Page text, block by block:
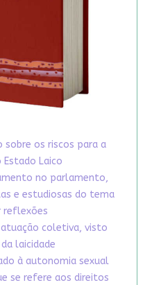
os riscos para a
Estado Laico
no parlamento,
e estudiosas do tema
reflexões
atuação coletiva, visto
laicidade
à autonomia sexual
se refere aos direitos